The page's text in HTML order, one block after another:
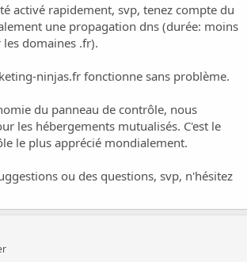
activé rapidement, svp, tenez compte du
une propagation dns (durée: moins
domaines .fr).
ninjas.fr fonctionne sans problème.
du panneau de contrôle, nous
les hébergements mutualisés. C'est le
le plus apprécié mondialement.
ou des questions, svp, n'hésitez